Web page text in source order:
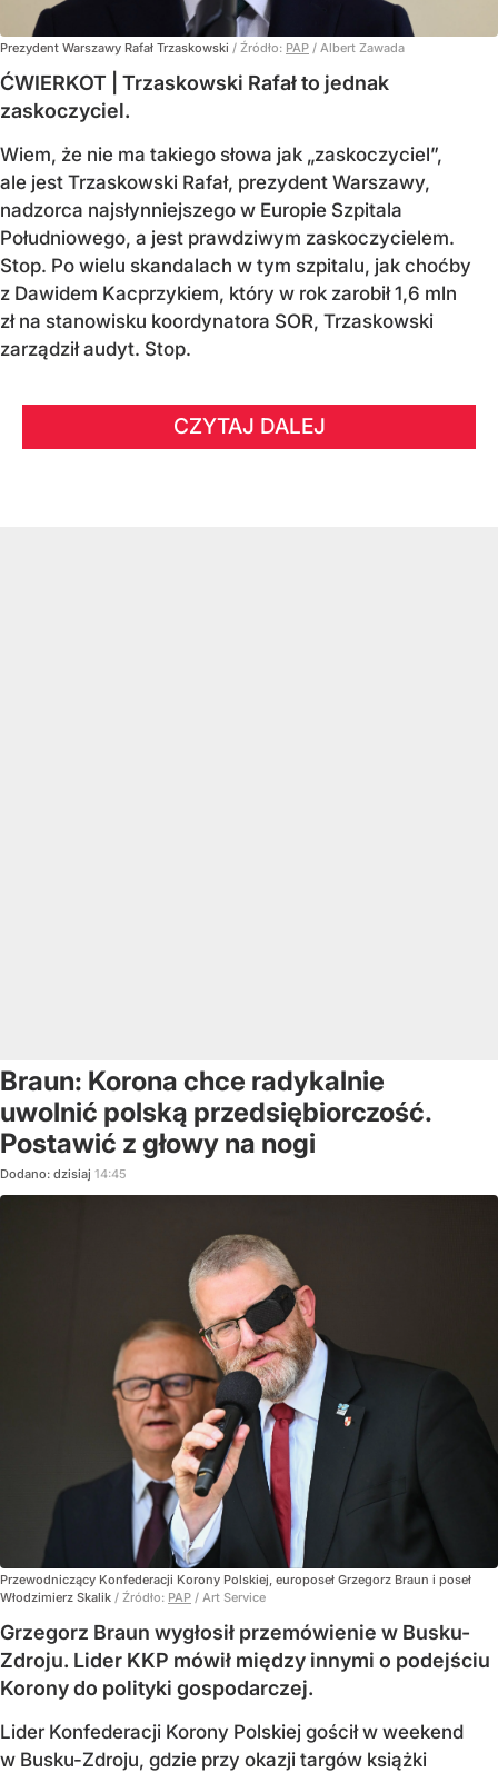
Prezydent Warszawy Rafał Trzaskowski / Źródło: PAP / Albert Zawada
ĆWIERKOT | Trzaskowski Rafał to jednak
zaskoczyciel.
Wiem, że nie ma takiego słowa jak „zaskoczyciel”,
ale jest Trzaskowski Rafał, prezydent Warszawy,
nadzorca najsłynniejszego w Europie Szpitala
Południowego, a jest prawdziwym zaskoczycielem.
Stop. Po wielu skandalach w tym szpitalu, jak choćby
z Dawidem Kacprzykiem, który w rok zarobił 1,6 mln
zł na stanowisku koordynatora SOR, Trzaskowski
zarządził audyt. Stop.
CZYTAJ DALEJ
Braun: Korona chce radykalnie
uwolnić polską przedsiębiorczość.
Postawić z głowy na nogi
Dodano: dzisiaj 14:45
Przewodniczący Konfederacji Korony Polskiej, europoseł Grzegorz Braun i poseł
Włodzimierz Skalik / Źródło: PAP / Art Service
Grzegorz Braun wygłosił przemówienie w Busku-
Zdroju. Lider KKP mówił między innymi o podejściu
Korony do polityki gospodarczej.
Lider Konfederacji Korony Polskiej gościł w weekend
w Busku-Zdroju, gdzie przy okazji targów książki